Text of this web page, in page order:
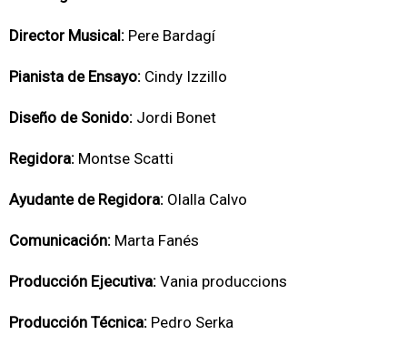
Director Musical: Pere Bardagí
Pianista de Ensayo: Cindy Izzillo
Diseño de Sonido: Jordi Bonet
Regidora: Montse Scatti
Ayudante de Regidora: Olalla Calvo
Comunicación: Marta Fanés
Producción Ejecutiva: Vania produccions
Producción Técnica: Pedro Serka